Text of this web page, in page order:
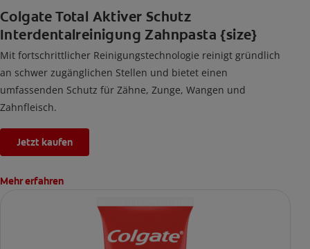
Colgate Total Aktiver Schutz
Interdentalreinigung Zahnpasta {size}
Mit fortschrittlicher Reinigungstechnologie reinigt gründlich
an schwer zugänglichen Stellen und bietet einen
umfassenden Schutz für Zähne, Zunge, Wangen und
Zahnfleisch.
Jetzt kaufen
Mehr erfahren